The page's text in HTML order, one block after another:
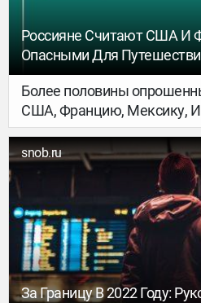
карточка. Билеты на
самостоятельно.Как
Доху из Москвы
Россияне Считают США И
Опасными Для
Более половины
США, Францию, Мексику,
опасными для
пишет ТАСС со ссылкой на
группы «Ренессанс
в июле 2023 года среди
населением свыше одного
snob.ru
За Границу В 2022 Году: